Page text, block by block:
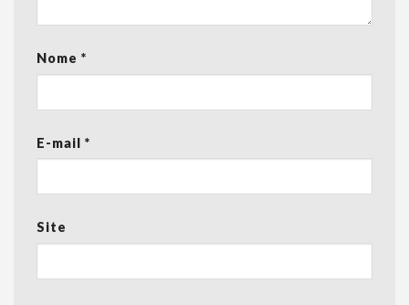
Nome *
E-mail *
Site